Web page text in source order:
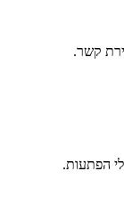
קשר.
הפתעות.